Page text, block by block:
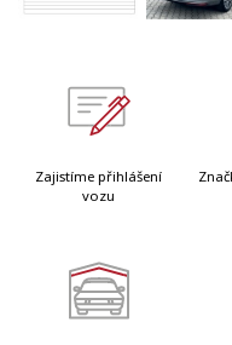
Zajistíme přihlášení
vozu